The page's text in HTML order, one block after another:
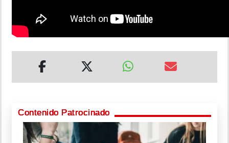
Contenido Patrocinado